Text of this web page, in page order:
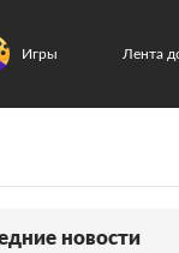
Игры Лента
новости